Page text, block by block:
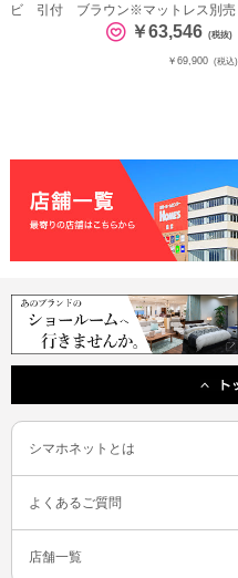
ビ 引付 ブラウン※マットレス別売
￥63,546 (税抜)
￥69,900 (税込)
シマホネットとは
よくあるご質問
店舗一覧